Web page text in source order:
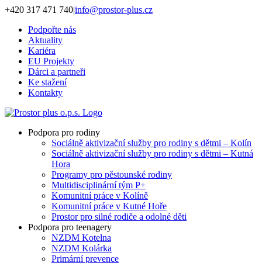
Přeskočit
obsah
+420 317 471 740|info@prostor-plus.cz
Podpořte nás
Aktuality
Kariéra
EU Projekty
Dárci a partneři
Ke stažení
Kontakty
Podpora pro rodiny
Sociálně aktivizační služby pro rodiny s dětmi – Kolín
Sociálně aktivizační služby pro rodiny s dětmi – Kutná
Hora
Programy pro pěstounské rodiny
Multidisciplinární tým P+
Komunitní práce v Kolíně
Komunitní práce v Kutné Hoře
Prostor pro silné rodiče a odolné děti
Podpora pro teenagery
NZDM Kotelna
NZDM Kolárka
Primární prevence